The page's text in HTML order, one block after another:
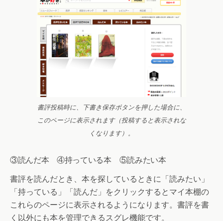
書評投稿時に、下書き保存ボタンを押した場合に、
このページに表示されます（投稿すると表示されな
くなります）。
③読んだ本 ④持っている本 ⑤読みたい本
書評を読んだとき、本を探しているときに「読みたい」
「持っている」「読んだ」をクリックするとマイ本棚の
これらのページに表示されるようになります。書評を書
く以外にも本を管理できるスグレ機能です。